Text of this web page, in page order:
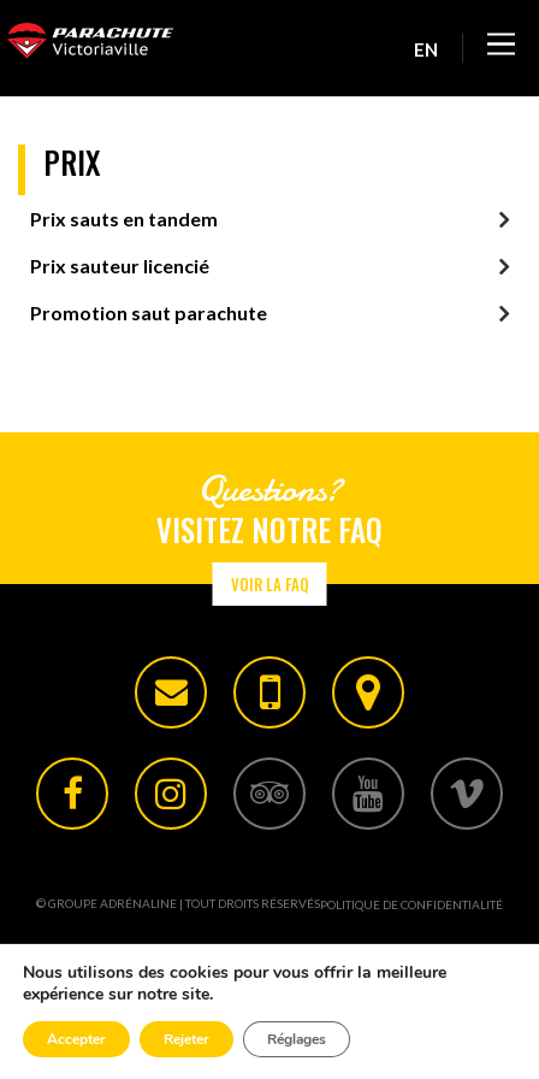
EN
PRIX
Prix sauts en tandem
Prix sauteur licencié
Promotion saut parachute
Questions?
VISITEZ NOTRE FAQ
VOIR LA FAQ
© GROUPE ADRÉNALINE | TOUT DROITS RÉSERVÉSPOLITIQUE DE CONFIDENTIALITÉ
Nous utilisons des cookies pour vous offrir la meilleure
expérience sur notre site.
Accepter Rejeter Réglages